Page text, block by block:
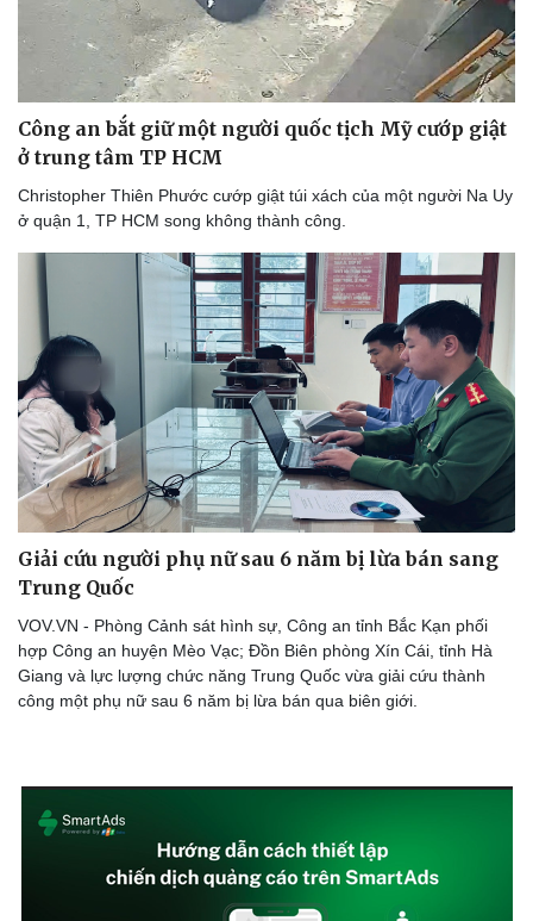
Thế giới thể thao
eSports
Hậu trường
Tư vấn
Công an bắt giữ một người quốc tịch Mỹ cướp giật
ở trung tâm TP HCM
Christopher Thiên Phước cướp giật túi xách của một người Na Uy
ở quận 1, TP HCM song không thành công.
Giải cứu người phụ nữ sau 6 năm bị lừa bán sang
Trung Quốc
VOV.VN - Phòng Cảnh sát hình sự, Công an tỉnh Bắc Kạn phối
hợp Công an huyện Mèo Vạc; Đồn Biên phòng Xín Cái, tỉnh Hà
Giang và lực lượng chức năng Trung Quốc vừa giải cứu thành
công một phụ nữ sau 6 năm bị lừa bán qua biên giới.